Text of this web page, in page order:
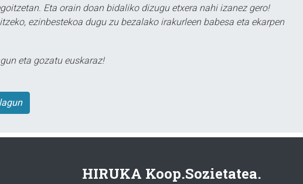
Eta orain doan bidaliko dizugu etxera nahi izanez gero!
ezinbestekoa dugu zu bezalako irakurleen babesa eta ekarpen
eta gozatu euskaraz!
HIRUKA Koop.Sozietatea.